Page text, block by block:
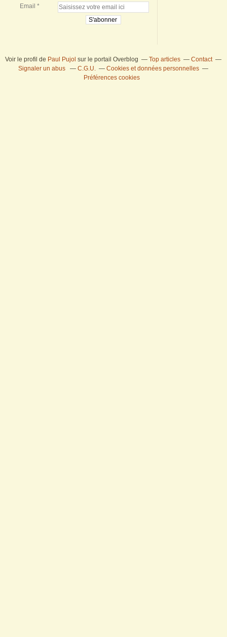
Email
Voir le profil de Paul Pujol sur le portail Overblog Top articles
Contact
Signaler un abus
C.G.U.
Cookies et données personnelles
Préférences cookies